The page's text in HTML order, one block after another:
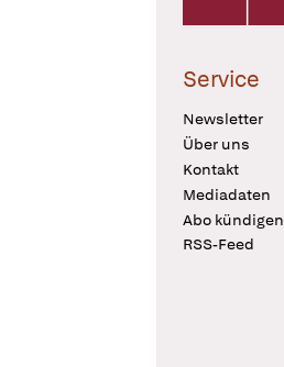
Service
Newsletter
Über uns
Kontakt
Mediadaten
Abo kündigen
RSS-Feed